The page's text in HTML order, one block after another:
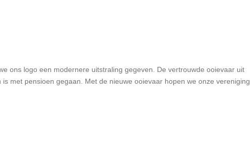
ons logo een modernere uitstraling gegeven. De vertrouwde ooievaar uit
met pensioen gegaan. Met de nieuwe ooievaar hopen we onze vereniging